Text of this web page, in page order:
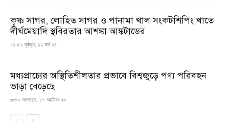
কৃষ্ণ সাগর, লোহিত সাগর ও পানামা খাল সংকটশিপিং খাতে
দীর্ঘমেয়াদি স্থবিরতার আশঙ্কা আঙ্কটাডের
১১:৫২ পূর্বাহ্ন, ১২ মার্চ ২৪
মধ্যপ্রাচ্যের অস্থিতিশীলতার প্রভাবে বিশ্বজুড়ে পণ্য পরিবহন
ভাড়া বেড়েছে
৬:৩০ অপরাহ্ন, ১৭ অক্টোবর ২৩